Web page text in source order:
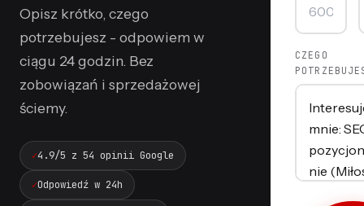
Opisz krótko, czego
potrzebujesz - odpowiem w
ciągu 24 godzin. Bez
zobowiązań i sprzedażowej
ściemy.
4.9/5 z 54 opinii Google
Odpowiedź w 24h
CZEGO